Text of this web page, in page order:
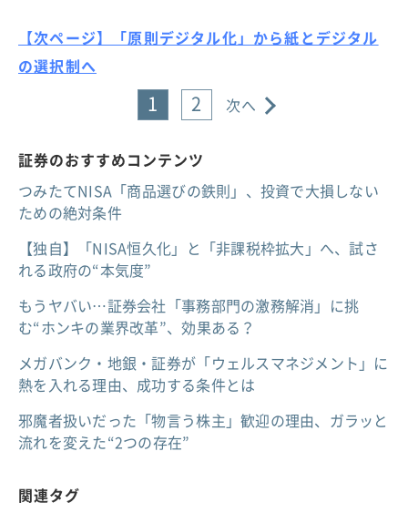
【次ページ】「原則デジタル化」から紙とデジタル
の選択制へ
1 2 次へ
証券のおすすめコンテンツ
つみたてNISA「商品選びの鉄則」、投資で大損しない
ための絶対条件
【独自】「NISA恒久化」と「非課税枠拡大」へ、試さ
れる政府の“本気度”
もうヤバい…証券会社「事務部門の激務解消」に挑
む“ホンキの業界改革”、効果ある？
メガバンク・地銀・証券が「ウェルスマネジメント」に
熱を入れる理由、成功する条件とは
邪魔者扱いだった「物言う株主」歓迎の理由、ガラッと
流れを変えた“2つの存在”
関連タグ